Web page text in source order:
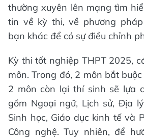
thường xuyên lên mạng tìm
tin về kỳ thi, về phương
bạn khác để có sự điều chỉnh
Kỳ thi tốt nghiệp THPT 2025,
môn. Trong đó, 2 môn bắt
2 môn còn lại thí sinh sẽ lựa
gồm Ngoại ngữ, Lịch sử, Địa
Sinh học, Giáo dục kinh tế và
Công nghệ. Tuy nhiên, để